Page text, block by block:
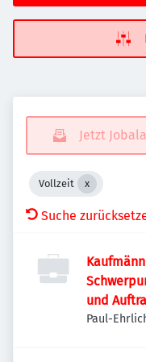
Jetzt
Vollzeit
Suche
und
Paul-